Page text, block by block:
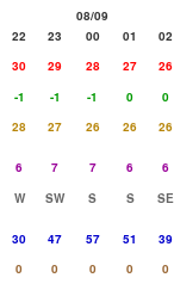
08/09
22 23 00 01 02
30 29 28 27 26
-1 -1 -1 0 0
28 27 26 26 26
6 7 7 6 6
W SW S S SE
30 47 57 51 39
0 0 0 0 0